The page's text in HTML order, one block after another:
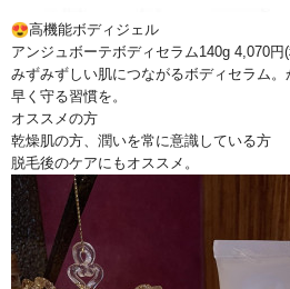
高機能ボディジェル
アンジュボーテボディセラム140g 4,070円
みずみずしい肌につながるボディセラム。
早く守る習慣を。
オススメの方
乾燥肌の方、潤いを常に意識している方
脱毛後のケアにもオススメ。